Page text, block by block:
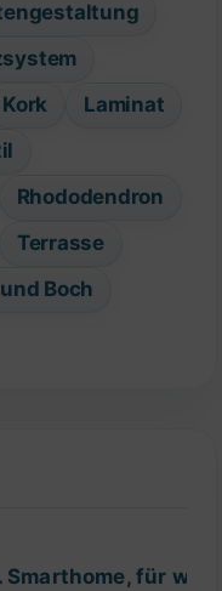
Kork
Laminat
Rhododendron
Terrasse
Boch
Smarthome, für